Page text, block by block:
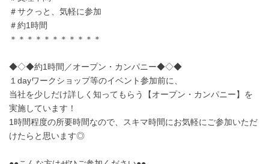
＃サクっと、気軽に参加
＃約1時間
＊＊＊＊＊＊＊＊＊＊＊
◆◇◆約1時間／オープン・カンパニー◆◇◆
１dayワークショップ等のイベント参加前に、
当社を少しだけ詳しく知ってもらう【オープン・カンパニー】を
実施しています！
1時間程度の所要時間なので、スキマ時間にお気軽にご参加いただ
けたらと思います◎